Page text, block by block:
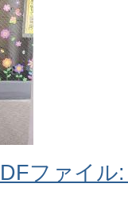
ファイル